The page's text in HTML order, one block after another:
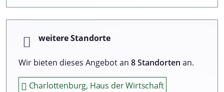
weitere Standorte
Wir bieten dieses Angebot an 8 Standorten an.
Charlottenburg, Haus der Wirtschaft